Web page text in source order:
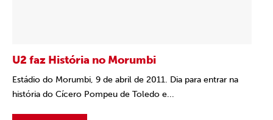
U2 faz História no Morumbi
Estádio do Morumbi, 9 de abril de 2011. Dia para entrar na
história do Cícero Pompeu de Toledo e...